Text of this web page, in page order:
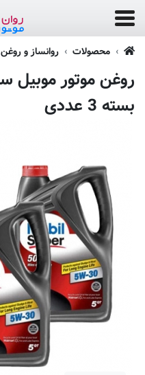
محصولات روانساز و روغن
بسته 3 عددی